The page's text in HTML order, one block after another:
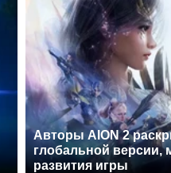
Авторы AION 2
глобальной версии,
развития игры